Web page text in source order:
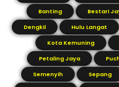
Banting
Bestari
Dengkil
Hulu Langat
Kota Kemuning
Petaling Jaya
Semenyih
Sepang